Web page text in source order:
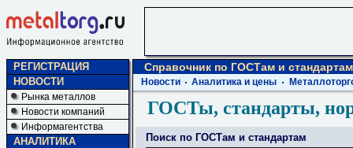
РЕГИСТРАЦИЯ
НОВОСТИ
Рынка металлов
Новости компаний
Информагентства
АНАЛИТИКА
Справочник по ГОСТам и стандартам
Новости Аналитика и цены
ГОСТы, стандарты,
Поиск по ГОСТам и стандартам